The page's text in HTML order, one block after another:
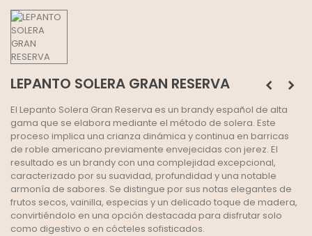
LEPANTO SOLERA GRAN RESERVA
El Lepanto Solera Gran Reserva es un brandy español de alta
gama que se elabora mediante el método de solera. Este
proceso implica una crianza dinámica y continua en barricas
de roble americano previamente envejecidas con jerez. El
resultado es un brandy con una complejidad excepcional,
caracterizado por su suavidad, profundidad y una notable
armonía de sabores. Se distingue por sus notas elegantes de
frutos secos, vainilla, especias y un delicado toque de madera,
convirtiéndolo en una opción destacada para disfrutar solo
como digestivo o en cócteles sofisticados.